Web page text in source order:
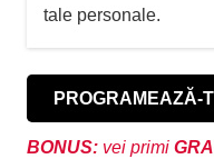
tale personale.
PROGRAMEAZĂ-
BONUS: vei primi